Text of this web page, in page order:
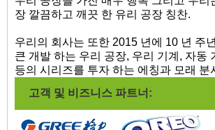
장 깔끔하고 깨끗 한 유리 공장 칭찬.
우리의 회사는 또한 2015 년에 10 년 주
큰 개발 하는 우리 공장, 우리 기계, 자동
등의 시리즈를 투자 하는 에칭과 모래 분
고객 및 비즈니스 파트너: